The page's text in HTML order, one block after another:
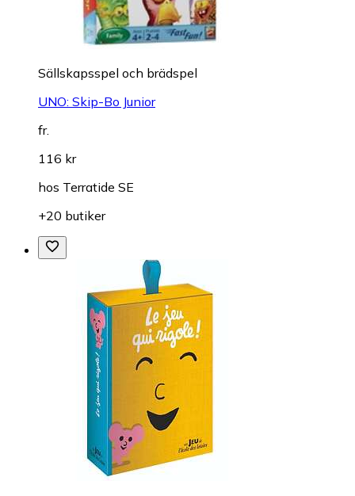
Sällskapsspel och brädspel
UNO: Skip-Bo Junior
fr.
116 kr
hos Terratide SE
+20 butiker